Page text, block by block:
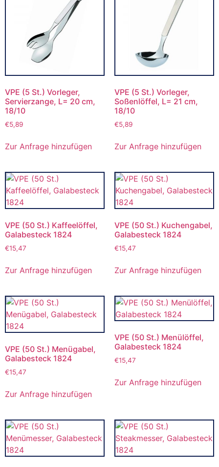
VPE (5 St.) Vorleger,
Servierzange, L= 20 cm,
18/10
€5,89
Zur Anfrage hinzufügen
VPE (5 St.) Vorleger,
Soßenlöffel, L= 21 cm,
18/10
€5,89
Zur Anfrage hinzufügen
VPE (50 St.) Kaffeelöffel,
Galabesteck 1824
€15,47
Zur Anfrage hinzufügen
VPE (50 St.) Kuchengabel,
Galabesteck 1824
€15,47
Zur Anfrage hinzufügen
VPE (50 St.) Menügabel,
Galabesteck 1824
€15,47
Zur Anfrage hinzufügen
VPE (50 St.) Menülöffel,
Galabesteck 1824
€15,47
Zur Anfrage hinzufügen